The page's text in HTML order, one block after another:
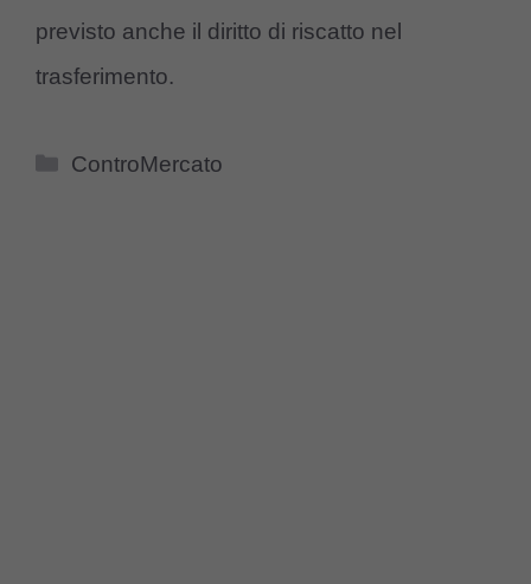
previsto anche il diritto di riscatto nel
trasferimento.
Categorie
ControMercato